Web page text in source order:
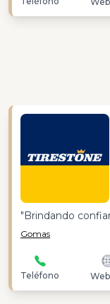
"Brindando
Gomas
Teléfono